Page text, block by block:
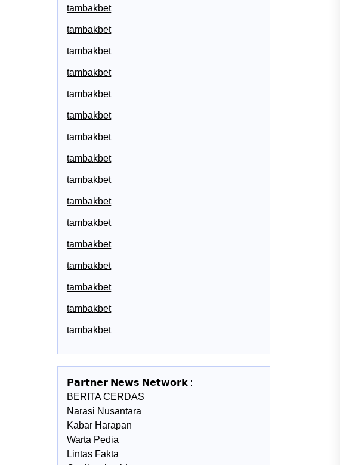
tambakbet
tambakbet
tambakbet
tambakbet
tambakbet
tambakbet
tambakbet
tambakbet
tambakbet
tambakbet
tambakbet
tambakbet
tambakbet
tambakbet
tambakbet
tambakbet
𝗣𝗮𝗿𝘁𝗻𝗲𝗿 𝗡𝗲𝘄𝘀 𝗡𝗲𝘁𝘄𝗼𝗿𝗸 :
BERITA CERDAS
Narasi Nusantara
Kabar Harapan
Warta Pedia
Lintas Fakta